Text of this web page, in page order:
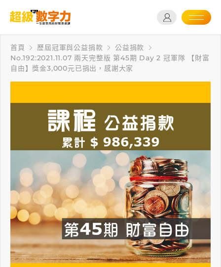
首頁 歷屆冠軍與公益捐款
公益捐款
No.192:2021.11.07 兩天完整版 第45期 Day 2 冠軍隊 【財富
自由】獎金3,000元已捐出，感謝大家